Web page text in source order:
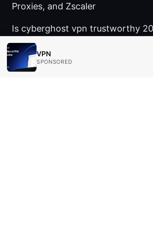
Proxies, and Zscaler
Is cyberghost vpn trustworthy
VPN
SPONSORED